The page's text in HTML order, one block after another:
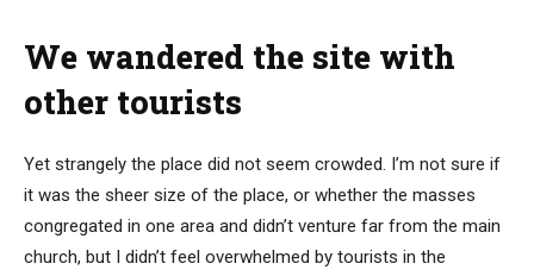
We wandered the site with
other tourists
Yet strangely the place did not seem crowded. I’m not sure if
it was the sheer size of the place, or whether the masses
congregated in one area and didn’t venture far from the main
church, but I didn’t feel overwhelmed by tourists in the